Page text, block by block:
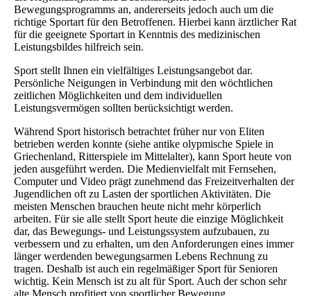
Bewegungsprogramms an, andererseits jedoch auch um die
richtige Sportart für den Betroffenen. Hierbei kann ärztlicher Rat
für die geeignete Sportart in Kenntnis des medizinischen
Leistungsbildes hilfreich sein.
Sport stellt Ihnen ein vielfältiges Leistungsangebot dar.
Persönliche Neigungen in Verbindung mit den wöchtlichen
zeitlichen Möglichkeiten und dem individuellen
Leistungsvermögen sollten berücksichtigt werden.
Während Sport historisch betrachtet früher nur von Eliten
betrieben werden konnte (siehe antike olypmische Spiele in
Griechenland, Ritterspiele im Mittelalter), kann Sport heute von
jeden ausgeführt werden. Die Medienvielfalt mit Fernsehen,
Computer und Video prägt zunehmend das Freizeitverhalten der
Jugendlichen oft zu Lasten der sportlichen Aktivitäten. Die
meisten Menschen brauchen heute nicht mehr körperlich
arbeiten. Für sie alle stellt Sport heute die einzige Möglichkeit
dar, das Bewegungs- und Leistungssystem aufzubauen, zu
verbessern und zu erhalten, um den Anforderungen eines immer
länger werdenden bewegungsarmen Lebens Rechnung zu
tragen. Deshalb ist auch ein regelmäßiger Sport für Senioren
wichtig. Kein Mensch ist zu alt für Sport. Auch der schon sehr